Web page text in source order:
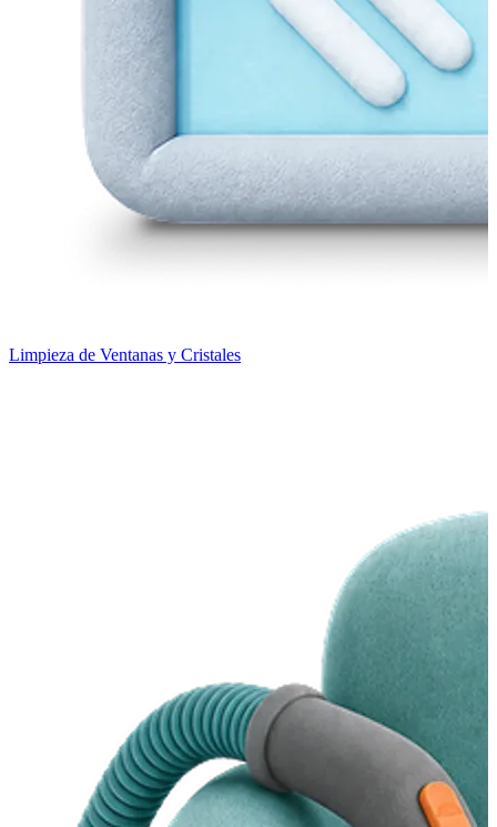
Limpieza de Ventanas y Cristales